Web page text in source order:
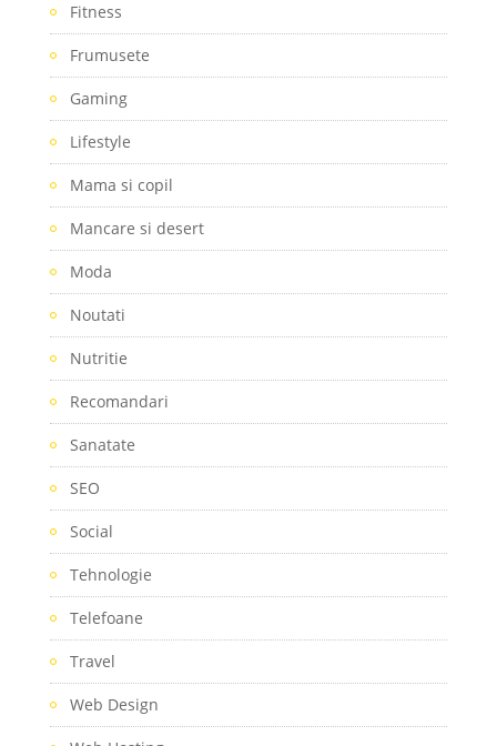
Fitness
Frumusete
Gaming
Lifestyle
Mama si copil
Mancare si desert
Moda
Noutati
Nutritie
Recomandari
Sanatate
SEO
Social
Tehnologie
Telefoane
Travel
Web Design